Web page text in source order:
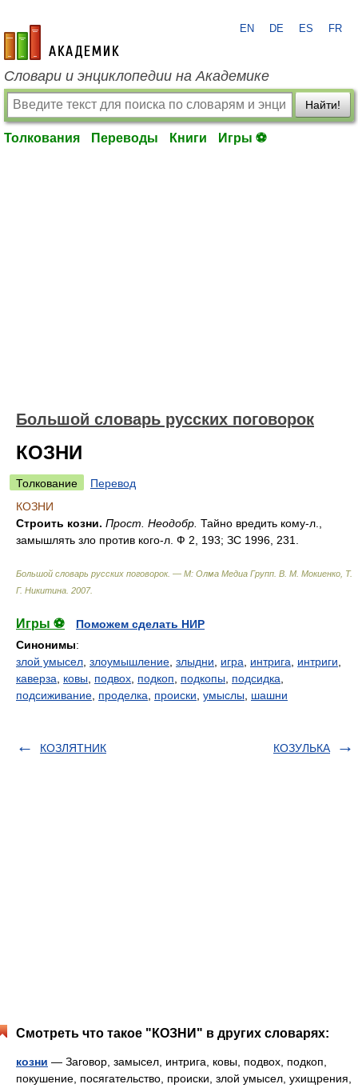
academic.ru
EN DE ES FR
Словари и энциклопедии на Академике
Найти!
Толкования Переводы Книги Игры ⚽
Большой словарь русских поговорок
КОЗНИ
Толкование
Перевод
КОЗНИ
Строить козни. Прост. Неодобр. Тайно вредить кому-л.,
замышлять зло против кого-л. Ф 2, 193; ЗС 1996, 231.
Большой словарь русских поговорок. — М: Олма Медиа Групп В. М. Мокиенко, Т.
Г. Никитина 2007.
Игры ⚽
Поможем сделать НИР
Синонимы:
злой умысел злоумышление злыдни игра интрига интриги
каверза
ковы подвох подкоп подкопы подсидка
подсиживание проделка происки умыслы шашни
КОЗЛЯТНИК КОЗУЛЬКА
Смотреть что такое "КОЗНИ" в других словарях:
козни — Заговор, замысел, интрига, ковы, подвох, подкоп,
покушение, посягательство, происки, злой умысел, ухищрения,